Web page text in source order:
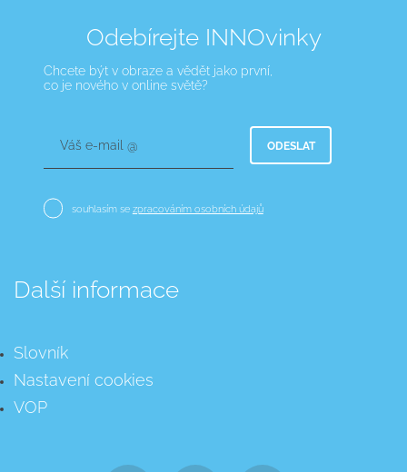
Další informace
Slovník
Nastavení cookies
VOP
Odebírejte INNOvinky
Chcete být v obraze a vědět jako první,
co je nového v online světě?
Váš e-mail @ ODESLAT
souhlasím se zpracováním osobních údajů